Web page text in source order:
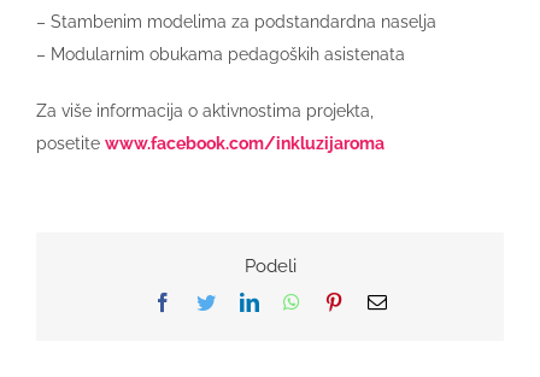
– Stambenim modelima za podstandardna naselja
– Modularnim obukama pedagoških asistenata
Za više informacija o aktivnostima projekta,
posetite www.facebook.com/inkluzijaroma
Podeli
Facebook
TwitterLinkedInWhatsApp
PinterestEmail